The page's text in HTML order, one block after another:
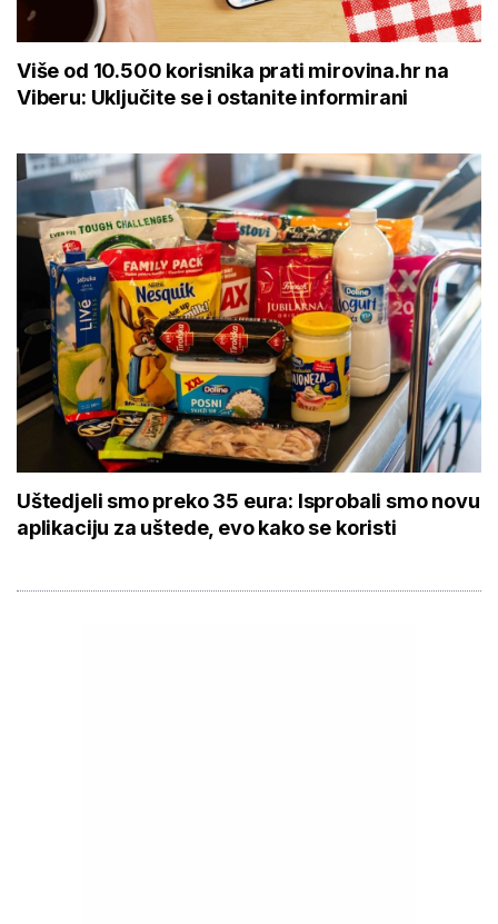
Više od 10.500 korisnika prati mirovina.hr na
Viberu: Uključite se i ostanite informirani
Uštedjeli smo preko 35 eura: Isprobali smo novu
aplikaciju za uštede, evo kako se koristi